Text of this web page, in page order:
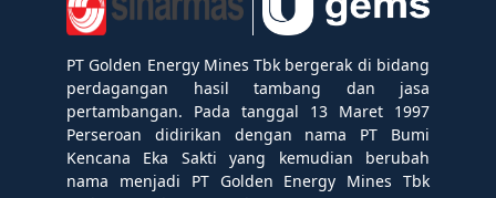
PT Golden Energy Mines Tbk bergerak di bidang
perdagangan hasil tambang dan jasa
pertambangan. Pada tanggal 13 Maret 1997
Perseroan didirikan dengan nama PT Bumi
Kencana Eka Sakti yang kemudian berubah
nama menjadi PT Golden Energy Mines Tbk